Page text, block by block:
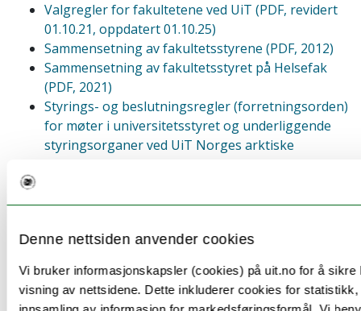
Denne nettsiden anvender cookies
Vi bruker informasjonskapsler (cookies) på uit.no for å
visning av nettsidene. Dette inkluderer cookies for
Valgregler for fakultetene ved UiT (PDF, revidert
01.10.21, oppdatert 01.10.25)
Sammensetning av fakultetsstyrene (PDF, 2012)
Sammensetning av fakultetsstyret på Helsefak
(PDF, 2021)
Styrings- og beslutningsregler (forretningsorden)
for møter i universitetsstyret og underliggende
styringsorganer ved UiT Norges arktiske
UiT Norges arktiske universitet(PDF, 2019)
ved UiT Norges arktiske universitet
Honorarsatser for eksterne medlemmer av styrer
ved fakulteter, UMAK og UB i 2026-2029